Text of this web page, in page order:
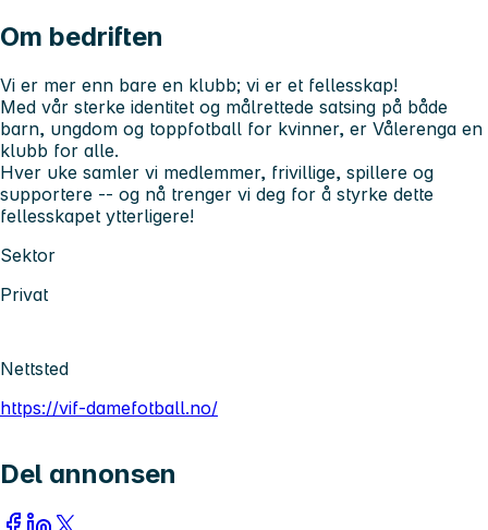
Om bedriften
Vi er mer enn bare en klubb; vi er et fellesskap!
Med vår sterke identitet og målrettede satsing på både
barn, ungdom og toppfotball for kvinner, er Vålerenga en
klubb for alle.
Hver uke samler vi medlemmer, frivillige, spillere og
supportere -- og nå trenger vi deg for å styrke dette
fellesskapet ytterligere!
Sektor
Privat
Nettsted
https://vif-damefotball.no/
Del annonsen